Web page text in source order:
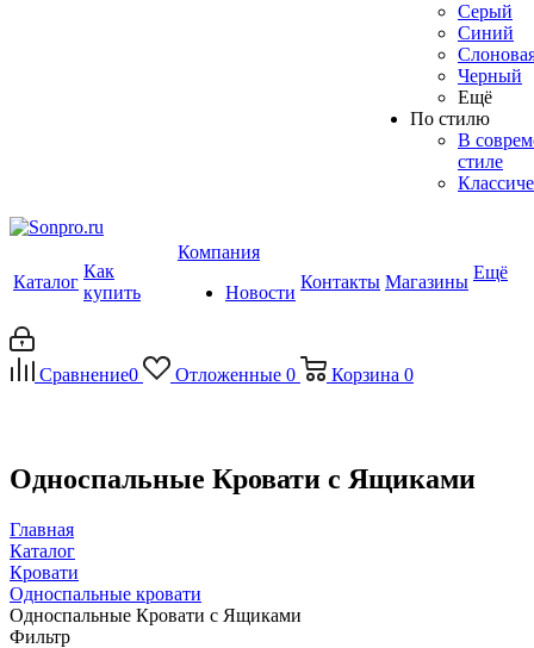
Серый
Синий
Черный
Ещё
По стилю
В
стиле
Каталог
Как
купить
Компания
Новости
Контакты Магазины Ещё
Сравнение0 Отложенные 0 Корзина 0
Односпальные Кровати с Ящиками
Главная
Каталог
Кровати
Односпальные кровати
Односпальные Кровати с Ящиками
Фильтр